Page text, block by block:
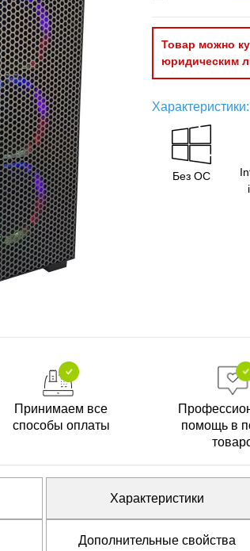
Товар можно
юридическим
Характеристики:
Без ОС
Принимаем все
способы оплаты
помощь в
Характеристики
Дополнительные свойства